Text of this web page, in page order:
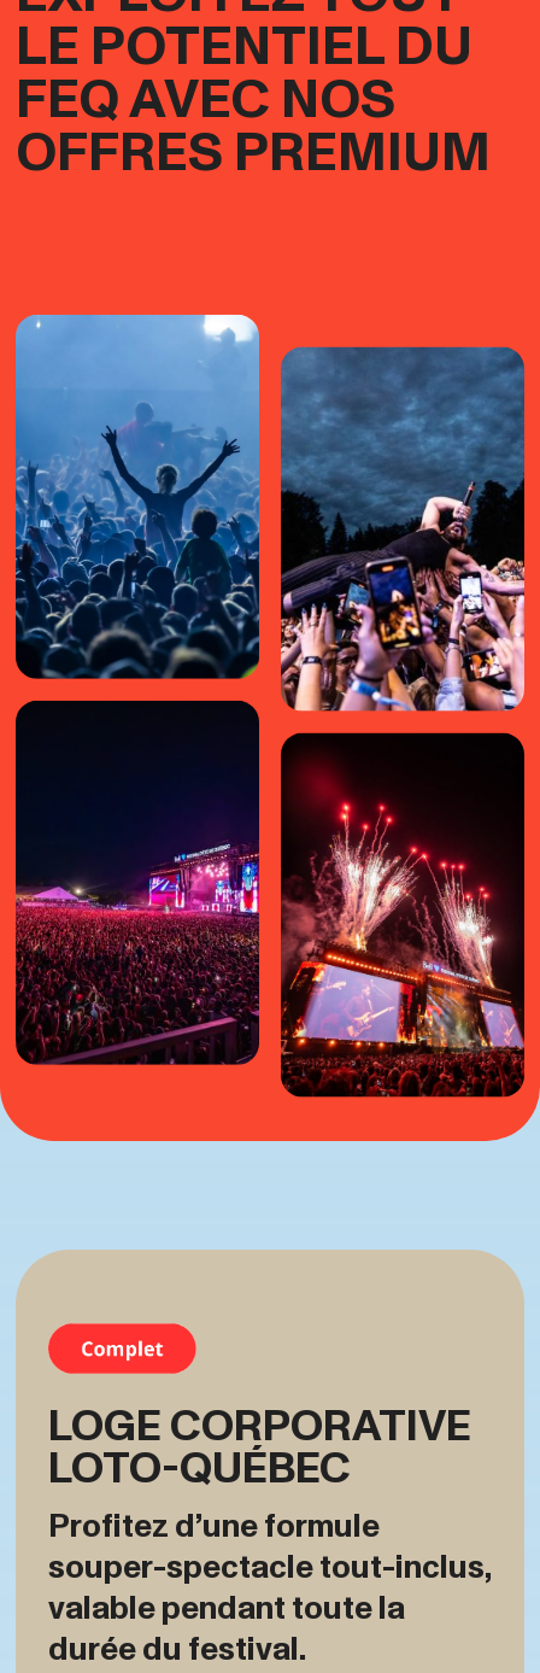
LE POTENTIEL DU
FEQ AVEC NOS
OFFRES PREMIUM
LOGE CORPORATIVE
LOTO-QUÉBEC
Profitez d’une formule
souper-spectacle tout-inclus,
valable pendant toute la
durée du festival.